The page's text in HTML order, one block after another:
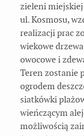
zieleni
ul. Kosmosu,
realizacji prac
wiekowe
owocowe i
Teren zostanie
ogrodem
siatkówki
wieńczącym
możliwością